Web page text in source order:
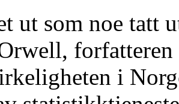
ut som noe tatt
i